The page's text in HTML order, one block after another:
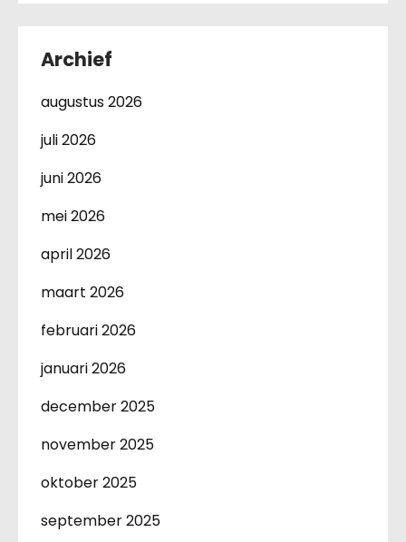
Archief
augustus 2026
juli 2026
juni 2026
mei 2026
april 2026
maart 2026
februari 2026
januari 2026
december 2025
november 2025
oktober 2025
september 2025